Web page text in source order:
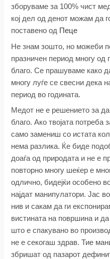
зборуваме за 100% чист
кој дел од денот можам да
поставено од Пеце
Не знам зошто, но можеби
празничен период многу
благо. Се прашуваме како
многу луѓе се свесни дека
период во годината.
Медот не е решението за
благо. Ако твојата потреба
само замениш со истата
нема разлика. Ќе биде
доаѓа од природата и не е
повторно многу шеќер е
одлично, бидејќи особено
најдат манипулатори. Јас
нив и сакам да ги
вистината на површина и
што е спакувано во
не е секогаш здрав. Тие
збришат од пазарот